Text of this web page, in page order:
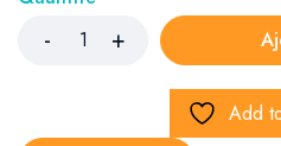
Add